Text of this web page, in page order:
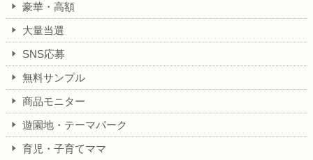
豪華・高額
大量当選
SNS応募
無料サンプル
商品モニター
遊園地・テーマパーク
育児・子育てママ